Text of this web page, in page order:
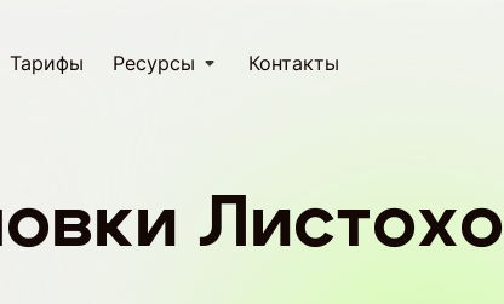
Тарифы Ресурсы Контакты